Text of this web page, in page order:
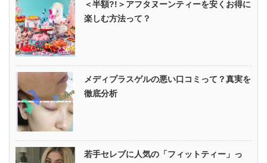
＜半額?!＞アフタヌーンティーを安くお得に
楽しむ方法って？
メディプラスゲルの悪い口コミって？真実を
徹底分析
若手セレブに人気の「フィットティー」っ